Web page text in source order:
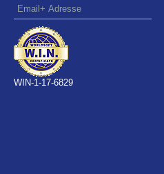
Email+ Adresse
WIN-1-17-6829